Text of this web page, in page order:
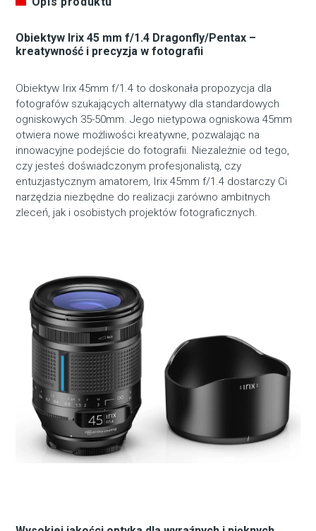
Obiektyw Irix 45 mm f/1.4 Dragonfly/Pentax –
kreatywność i precyzja w fotografii
Obiektyw Irix 45mm f/1.4 to doskonała propozycja dla
fotografów szukających alternatywy dla standardowych
ogniskowych 35-50mm. Jego nietypowa ogniskowa 45mm
otwiera nowe możliwości kreatywne, pozwalając na
innowacyjne podejście do fotografii. Niezależnie od tego,
czy jesteś doświadczonym profesjonalistą, czy
entuzjastycznym amatorem, Irix 45mm f/1.4 dostarczy Ci
narzędzia niezbędne do realizacji zarówno ambitnych
zleceń, jak i osobistych projektów fotograficznych.